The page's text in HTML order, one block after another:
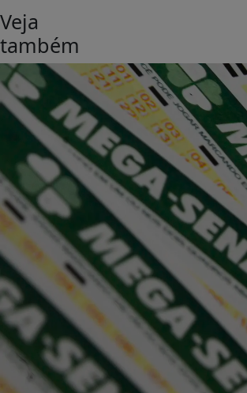
Veja
também